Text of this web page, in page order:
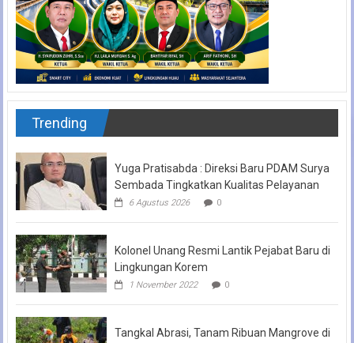
Trending
Yuga Pratisabda : Direksi Baru PDAM Surya
Sembada Tingkatkan Kualitas Pelayanan
6 Agustus 2026 0
Kolonel Unang Resmi Lantik Pejabat Baru di
Lingkungan Korem
1 November 2022 0
Tangkal Abrasi, Tanam Ribuan Mangrove di